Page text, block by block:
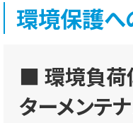
環境保護へ
■ 環境負荷
ターメンテ